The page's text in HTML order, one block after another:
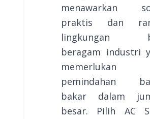
menawarkan
praktis dan
lingkungan
beragam industri
memerlukan
pemindahan
bakar dalam
besar. Pilih AC